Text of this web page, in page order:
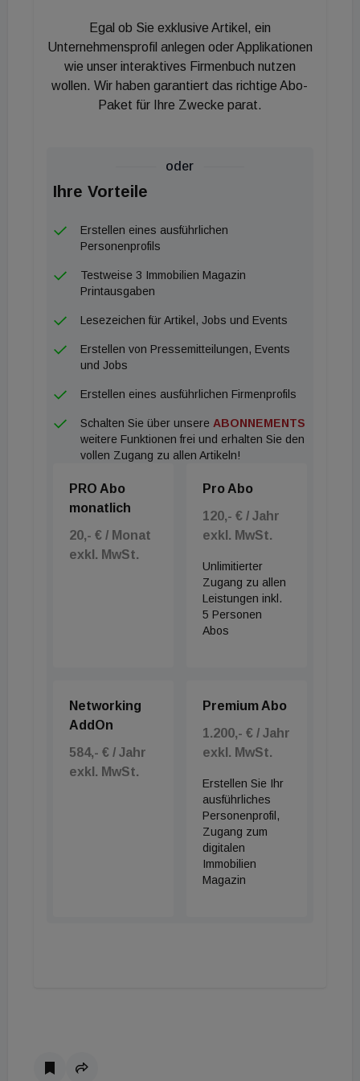
gemeinsam mit der ausführenden Baupartnerin
Sttrabag vorangetrieben. Mit dem Abschluss des
Rohbaus werden nun die weiteren Bauphasen
vorbereitet, im Jahr 2026 liegt der Schwerpunkt auf
dem zügigen Fortschritt des Innenausbaus.
Egal ob Sie exklusive Artikel, ein
Unternehmensprofil anlegen oder Applikationen
wie unser interaktives Firmenbuch nutzen
wollen. Wir haben garantiert das richtige Abo-
Paket für Ihre Zwecke parat.
oder
Ihre Vorteile
Erstellen eines ausführlichen
Personenprofils
Testweise 3 Immobilien Magazin
Printausgaben
Lesezeichen für Artikel, Jobs und Events
Erstellen von Pressemitteilungen, Events
und Jobs
Erstellen eines ausführlichen Firmenprofils
Schalten Sie über unsere ABONNEMENTS
weitere Funktionen frei und erhalten Sie den
vollen Zugang zu allen Artikeln!
PRO Abo
monatlich
20,- € / Monat
exkl. MwSt.
Pro Abo
120,- € / Jahr
exkl. MwSt.
Unlimitierter
Zugang zu allen
Leistungen inkl.
5 Personen
Abos
Networking
AddOn
584,- € / Jahr
exkl. MwSt.
Premium Abo
1.200,- € / Jahr
exkl. MwSt.
Erstellen Sie Ihr
ausführliches
Personenprofil,
Zugang zum
digitalen
Immobilien
Magazin